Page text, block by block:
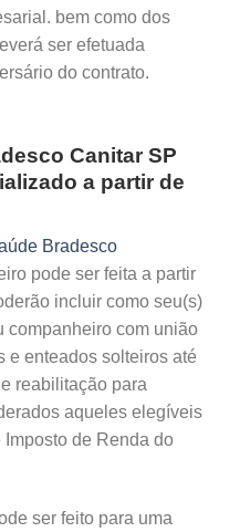
bem como dos
ser efetuada
do contrato.
Canitar SP
a partir de
Bradesco
pode ser feita a partir
incluir como seu(s)
companheiro com união
e enteados solteiros até
reabilitação para
aqueles elegíveis
de Renda do
ser feito para uma